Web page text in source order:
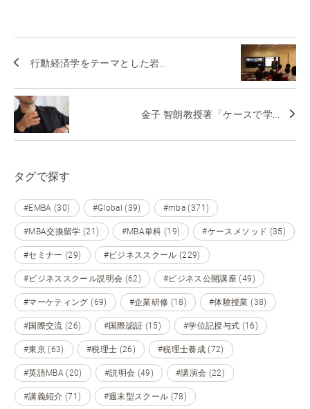
行動経済学をテーマとした岩...
金子 智朗教授著「ケースで学...
タグで探す
#EMBA (30) #Global (39) #mba (371)
#MBA交換留学 (21) #MBA単科 (19) #ケースメソッド (35)
#セミナー (29) #ビジネススクール (229)
#ビジネススクール説明会 (62) #ビジネス公開講座 (49)
#マーケティング (69) #企業研修 (18) #体験授業 (38)
#国際交流 (26) #国際認証 (15) #学位記授与式 (16)
#東京 (63) #税理士 (26) #税理士養成 (72)
#英語MBA (20) #説明会 (49) #講演会 (22)
#講義紹介 (71) #週末型スクール (78)